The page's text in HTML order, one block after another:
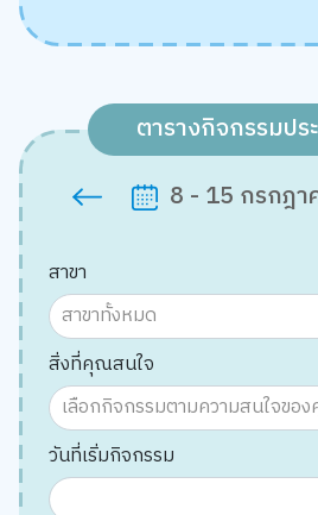
ตารางกิจกรรมปร
8 - 15 กรกฎ
สาขา
สิ่งที่คุณสนใจ
วันที่เริ่มกิจกรรม